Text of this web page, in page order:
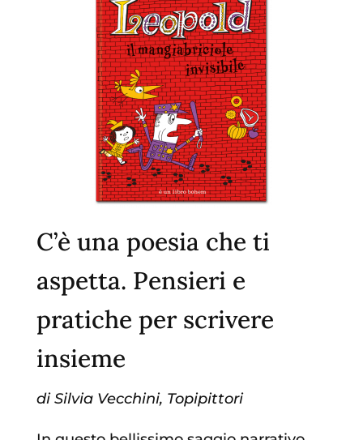
C’è una poesia che ti
aspetta. Pensieri e
pratiche per scrivere
insieme
di Silvia Vecchini, Topipittori